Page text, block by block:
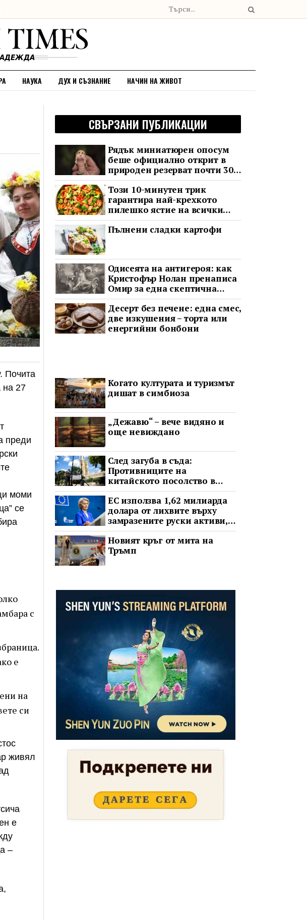
НАУКА ДУХ И СЪЗНАНИЕ НАЧИН НА ЖИВОТ
Почита
на 27
преди
моми
се
с
е
на
си
живял
е
–
СВЪРЗАНИ ПУБЛИКАЦИИ
Рядък миниатюрен опосум
беше официално открит в
природен резерват почти 30
години след последното му
наблюдение
Този 10-минутен трик
гарантира най-крехкото
пилешко ястие на всички
времена
Пълнени сладки картофи
Одисеята на антигероя: как
Кристофър Нолан пренаписа
Омир за една скептична
епоха
Десерт без печене: една смес,
две изкушения – торта или
енергийни бонбони
Когато културата и туризмът
дишат в симбиоза
„Дежавю“ – вече видяно и
още невиждано
След загуба в съда:
Противниците на
китайското посолство в
Лондон обжалват
ЕС използва 1,62 милиарда
долара от лихвите върху
замразените руски активи,
за да подкрепи Украйна
Новият кръг от мита на
Тръмп